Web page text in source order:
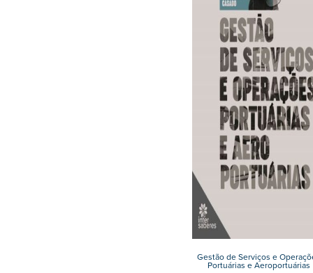
Gestão de Serviços e
Portuárias e Aeroportuárias